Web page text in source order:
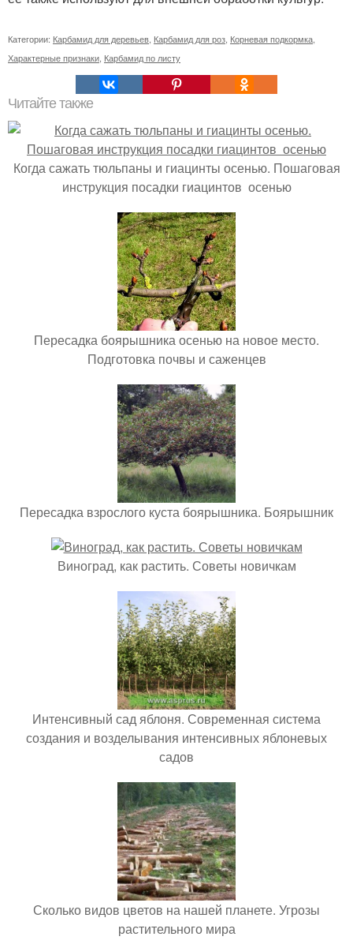
Категории: Карбамид для деревьев Карбамид для роз Корневая подкормка
Характерные признаки Карбамид по листу
Читайте также
Когда сажать тюльпаны и гиацинты осенью. Пошаговая
инструкция посадки гиацинтов осенью
Пересадка боярышника осенью на новое место.
Подготовка почвы и саженцев
Пересадка взрослого куста боярышника. Боярышник
Виноград, как растить. Советы новичкам
Интенсивный сад яблоня. Современная система
создания и возделывания интенсивных яблоневых
садов
Сколько видов цветов на нашей планете. Угрозы
растительного мира